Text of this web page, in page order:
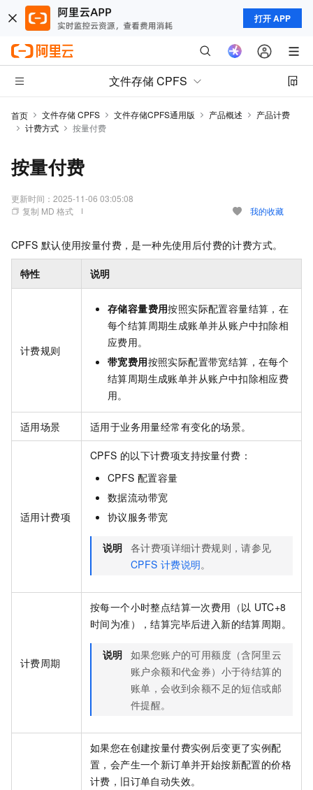
打开 APP
文件存储 CPFS
首页 文件存储 CPFS 文件存储CPFS通用版 产品概述
产品计费
计费方式
按量付费
按量付费
更新时间： 2025-11-06 03:05:08
复制 MD 格式
我的收藏
CPFS 默认使用按量付费，是一种先使用后付费的计费方式。
特性 说明
计费规则
存储容量费用按照实际配置容量结算，在
每个结算周期生成账单并从账户中扣除相
应费用。
带宽费用按照实际配置带宽结算，在每个
结算周期生成账单并从账户中扣除相应费
用。
适用场景 适用于业务用量经常有变化的场景。
适用计费项
CPFS 的以下计费项支持按量付费：
CPFS 配置容量
数据流动带宽
协议服务带宽
说明 各计费项详细计费规则，请参见
CPFS 计费说明。
计费周期
按每一个小时整点结算一次费用（以 UTC+8
时间为准），结算完毕后进入新的结算周期。
说明 如果您账户的可用额度（含阿里云
账户余额和代金券）小于待结算的
账单，会收到余额不足的短信或邮
件提醒。
如果您在创建按量付费实例后变更了实例配
置，会产生一个新订单并开始按新配置的价格
计费，旧订单自动失效。